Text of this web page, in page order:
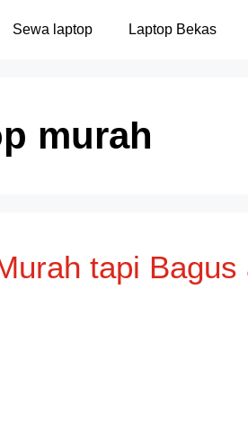
Sewa laptop Laptop Bekas
murah
tapi Bagus